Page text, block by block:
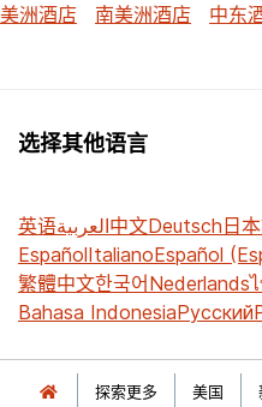
美洲酒店
南美洲酒店 中东
选择其他语言
英语العربية中文Deutsch日
EspañolItalianoEspañol
繁體中文한국어Nederlands
Bahasa IndonesiaРусский
探索更多 美国